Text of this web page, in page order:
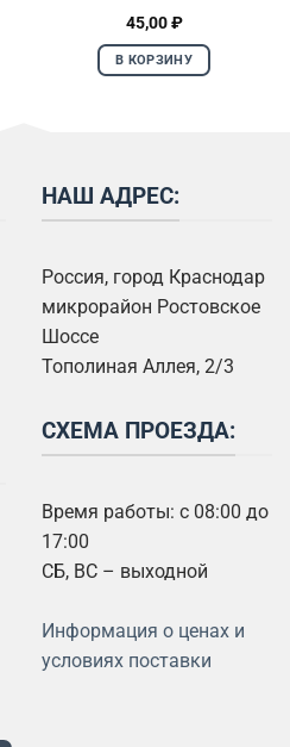
45,00₽
В КОРЗИНУ
НАШ АДРЕС:
Россия, город Краснодар
микрорайон Ростовское
Шоссе
Тополиная Аллея, 2/3
СХЕМА ПРОЕЗДА:
Время работы: с 08:00 до
17:00
СБ, ВС – выходной
Информация о ценах и
условиях поставки